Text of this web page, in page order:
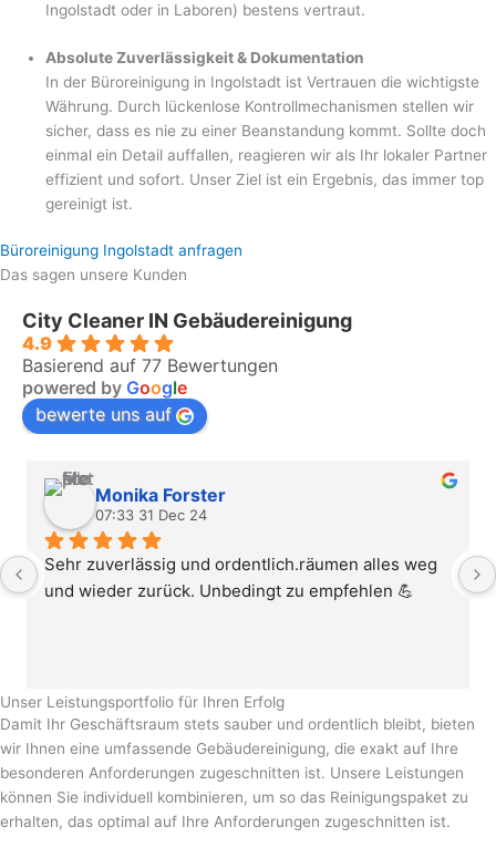
Ingolstadt oder in Laboren) bestens vertraut.
Absolute Zuverlässigkeit & Dokumentation
In der Büroreinigung in Ingolstadt ist Vertrauen die wichtigste
Währung. Durch lückenlose Kontrollmechanismen stellen wir
sicher, dass es nie zu einer Beanstandung kommt. Sollte doch
einmal ein Detail auffallen, reagieren wir als Ihr lokaler Partner
effizient und sofort. Unser Ziel ist ein Ergebnis, das immer top
gereinigt ist.
Büroreinigung Ingolstadt anfragen
Das sagen unsere Kunden
City Cleaner IN Gebäudereinigung
4.9
Basierend auf 77 Bewertungen
powered by Google
bewerte uns auf
Monika Forster
07:33 31 Dec 24
Sehr zuverlässig und ordentlich.räumen alles weg
und wieder zurück. Unbedingt zu empfehlen 💪
Unser Leistungsportfolio für Ihren Erfolg
Damit Ihr Geschäftsraum stets sauber und ordentlich bleibt, bieten
wir Ihnen eine umfassende Gebäudereinigung, die exakt auf Ihre
besonderen Anforderungen zugeschnitten ist. Unsere Leistungen
können Sie individuell kombinieren, um so das Reinigungspaket zu
erhalten, das optimal auf Ihre Anforderungen zugeschnitten ist.